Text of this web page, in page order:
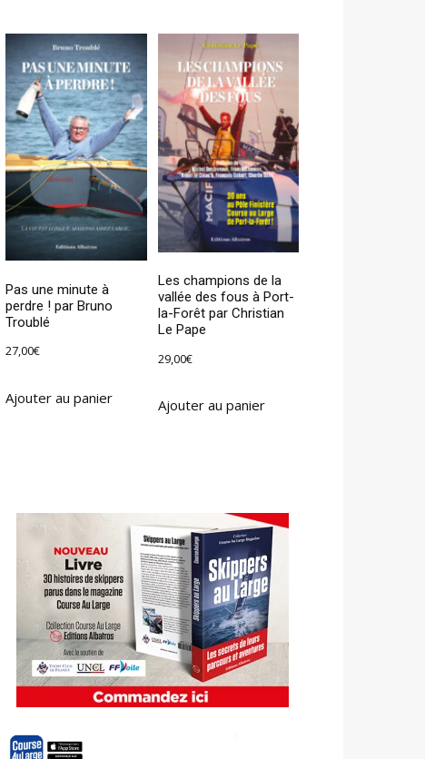
Pas une minute à
perdre ! par Bruno
Troublé
27,00€
Ajouter au panier
Les champions de la
vallée des fous à Port-
la-Forêt par Christian
Le Pape
29,00€
Ajouter au panier